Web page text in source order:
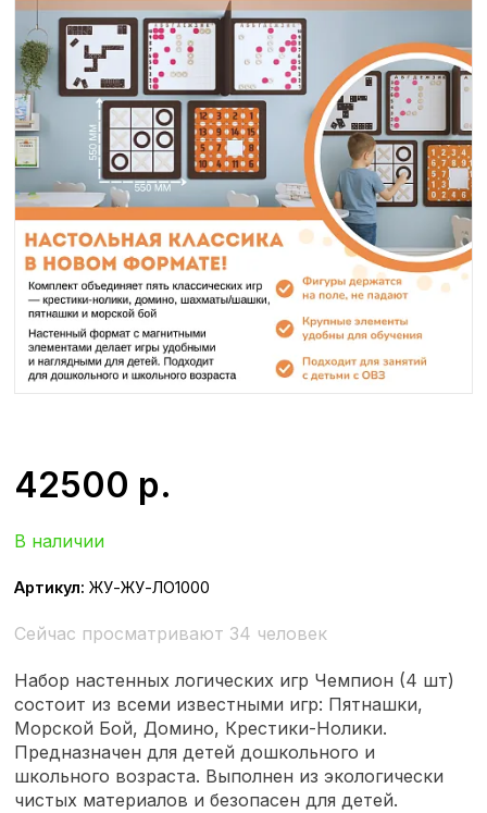
42500 р.
В наличии
Артикул: ЖУ-ЖУ-ЛО1000
Сейчас просматривают 34 человек
Набор настенных логических игр Чемпион (4 шт)
состоит из всеми известными игр: Пятнашки,
Морской Бой, Домино, Крестики-Нолики.
Предназначен для детей дошкольного и
школьного возраста. Выполнен из экологически
чистых материалов и безопасен для детей.